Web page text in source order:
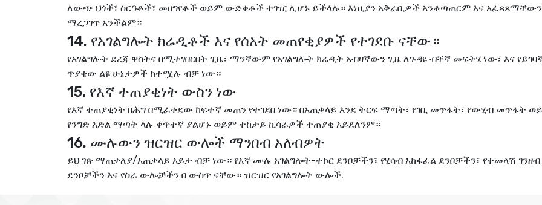
ለውጭ ህጎች፣ ስርዓቶች፣ መዘግየቶች ወይም ውድቀቶች ተገዢ ሊሆኑ ይችላሉ። እነዚያን አቅራቢዎች አንቆጣጠርም እና አፈጻጸማቸውን
ማረጋገጥ አንችልም።
14. የአገልግሎት ክሬዲቶች እና የሰአት መጠየቂያዎች የተገደቡ ናቸው።
የአገልግሎት ደረጃ ዋስትና በሚተገበርበት ጊዜ፣ ማንኛውም የአገልግሎት ክሬዲት አብዛኛውን ጊዜ ለጉዳዩ ብቸኛ መፍትሄ ነው፣ እና
ጥያቄው ልዩ ሁኔታዎች ከተሟሉ ብቻ ነው።
15. የእኛ ተጠያቂነት ውስን ነው
የእኛ ተጠያቂነት በሕግ በሚፈቀደው ከፍተኛ መጠን የተገደበ ነው። በአጠቃላይ እንደ ትርፍ ማጣት፣ የገቢ መጥፋት፣ የውሂብ መጥፋት
የንግድ እድል ማጣት ላሉ ቀጥተኛ ያልሆኑ ወይም ተከታይ ኪሳራዎች ተጠያቂ አይደለንም።
16. ሙሉውን ዝርዝር ውሎች ማንበብ አለብዎት
ይህ ገጽ ማጠቃለያ/አጠቃላይ እይታ ብቻ ነው። የእኛ ሙሉ አገልግሎት-ተኮር ደንቦቻችን፣ የሂሳብ አከፋፈል ደንቦቻችን፣ የተመላሽ ገንዘብ
ደንቦቻችን እና የስራ ውሎቻችን በ ውስጥ ናቸው። ዝርዝር የአገልግሎት ውሎች.